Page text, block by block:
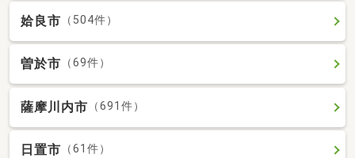
姶良市 （504件）
曽於市 （69件）
薩摩川内市 （691件）
日置市 （61件）